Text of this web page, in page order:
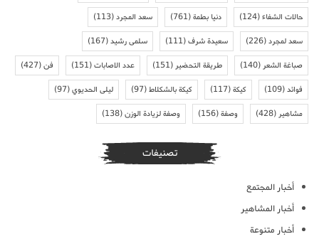
حالات الشفاء(124) دنيا بطمة(761) سعد المجرد(113)
سعد لمجرد(226) سعيدة شرف(111) سلمى رشيد(167)
صباغة الشعر(140) طريقة التحضير(151) عدد الاصابات(151) فن(427)
فوائد(109) كيكة(117) كيكة بالشكلاط(97) ليلى الحديوي(97)
مشاهير(428) وصفة(156) وصفة لزيادة الوزن(138)
تصنيفات
أخبار المجتمع
أخبار المشاهير
أخبار متنوعة